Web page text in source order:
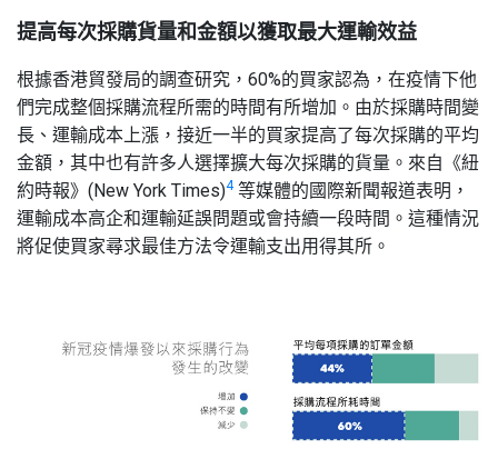
提高每次採購貨量和金額以獲取最大運輸效益
根據香港貿發局的調查研究，60%的買家認為，在疫情下他
們完成整個採購流程所需的時間有所增加。由於採購時間變
長、運輸成本上漲，接近一半的買家提高了每次採購的平均
金額，其中也有許多人選擇擴大每次採購的貨量。來自《紐
約時報》(New York Times)4 等媒體的國際新聞報道表明，
運輸成本高企和運輸延誤問題或會持續一段時間。這種情況
將促使買家尋求最佳方法令運輸支出用得其所。